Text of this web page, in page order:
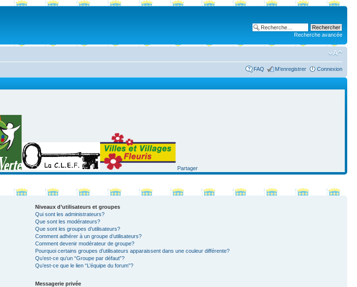
Recherche avancée
FAQ M’enregistrer Connexion
Partager
Niveaux d’utilisateurs et groupes
Qui sont les administrateurs?
Que sont les modérateurs?
Que sont les groupes d’utilisateurs?
Comment adhérer à un groupe d’utilisateurs?
Comment devenir modérateur de groupe?
Pourquoi certains groupes d’utilisateurs apparaissent dans une couleur différente?
Qu’est-ce qu’un “Groupe par défaut”?
Qu’est-ce que le lien “L’équipe du forum”?
Messagerie privée